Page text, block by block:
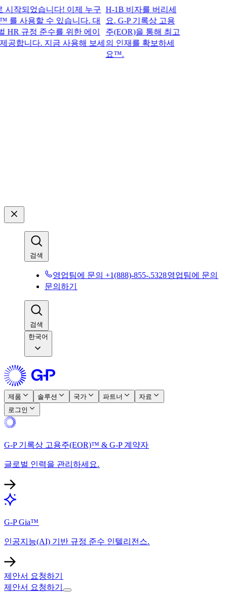
되었습니다! 이제 누구
사용할 수 있습니다. 대
규정 준수를 위한 에이
니다. 지금 사용해 보세
H-1B 비자를 버리세
요. G-P 기록상 고용
주(EOR)을 통해 최고
의 인재를 확보하세
요™.​​
검색​​
영업팀에 문의 +1(888)-855-.5328​​영업팀에 문의​​
문의하기​​
검색​​
한국어
제품​​ 솔루션​​ 국가​​ 파트너​​
자료​​
로그인​​
G-P 기록상 고용주(EOR)™ & G-P 계약자​​
글로벌 인력을 관리하세요.​​
G-P Gia™​​
인공지능(AI) 기반 규정 준수 인텔리전스.​​
제안서 요청하기​​
제안서 요청하기​​